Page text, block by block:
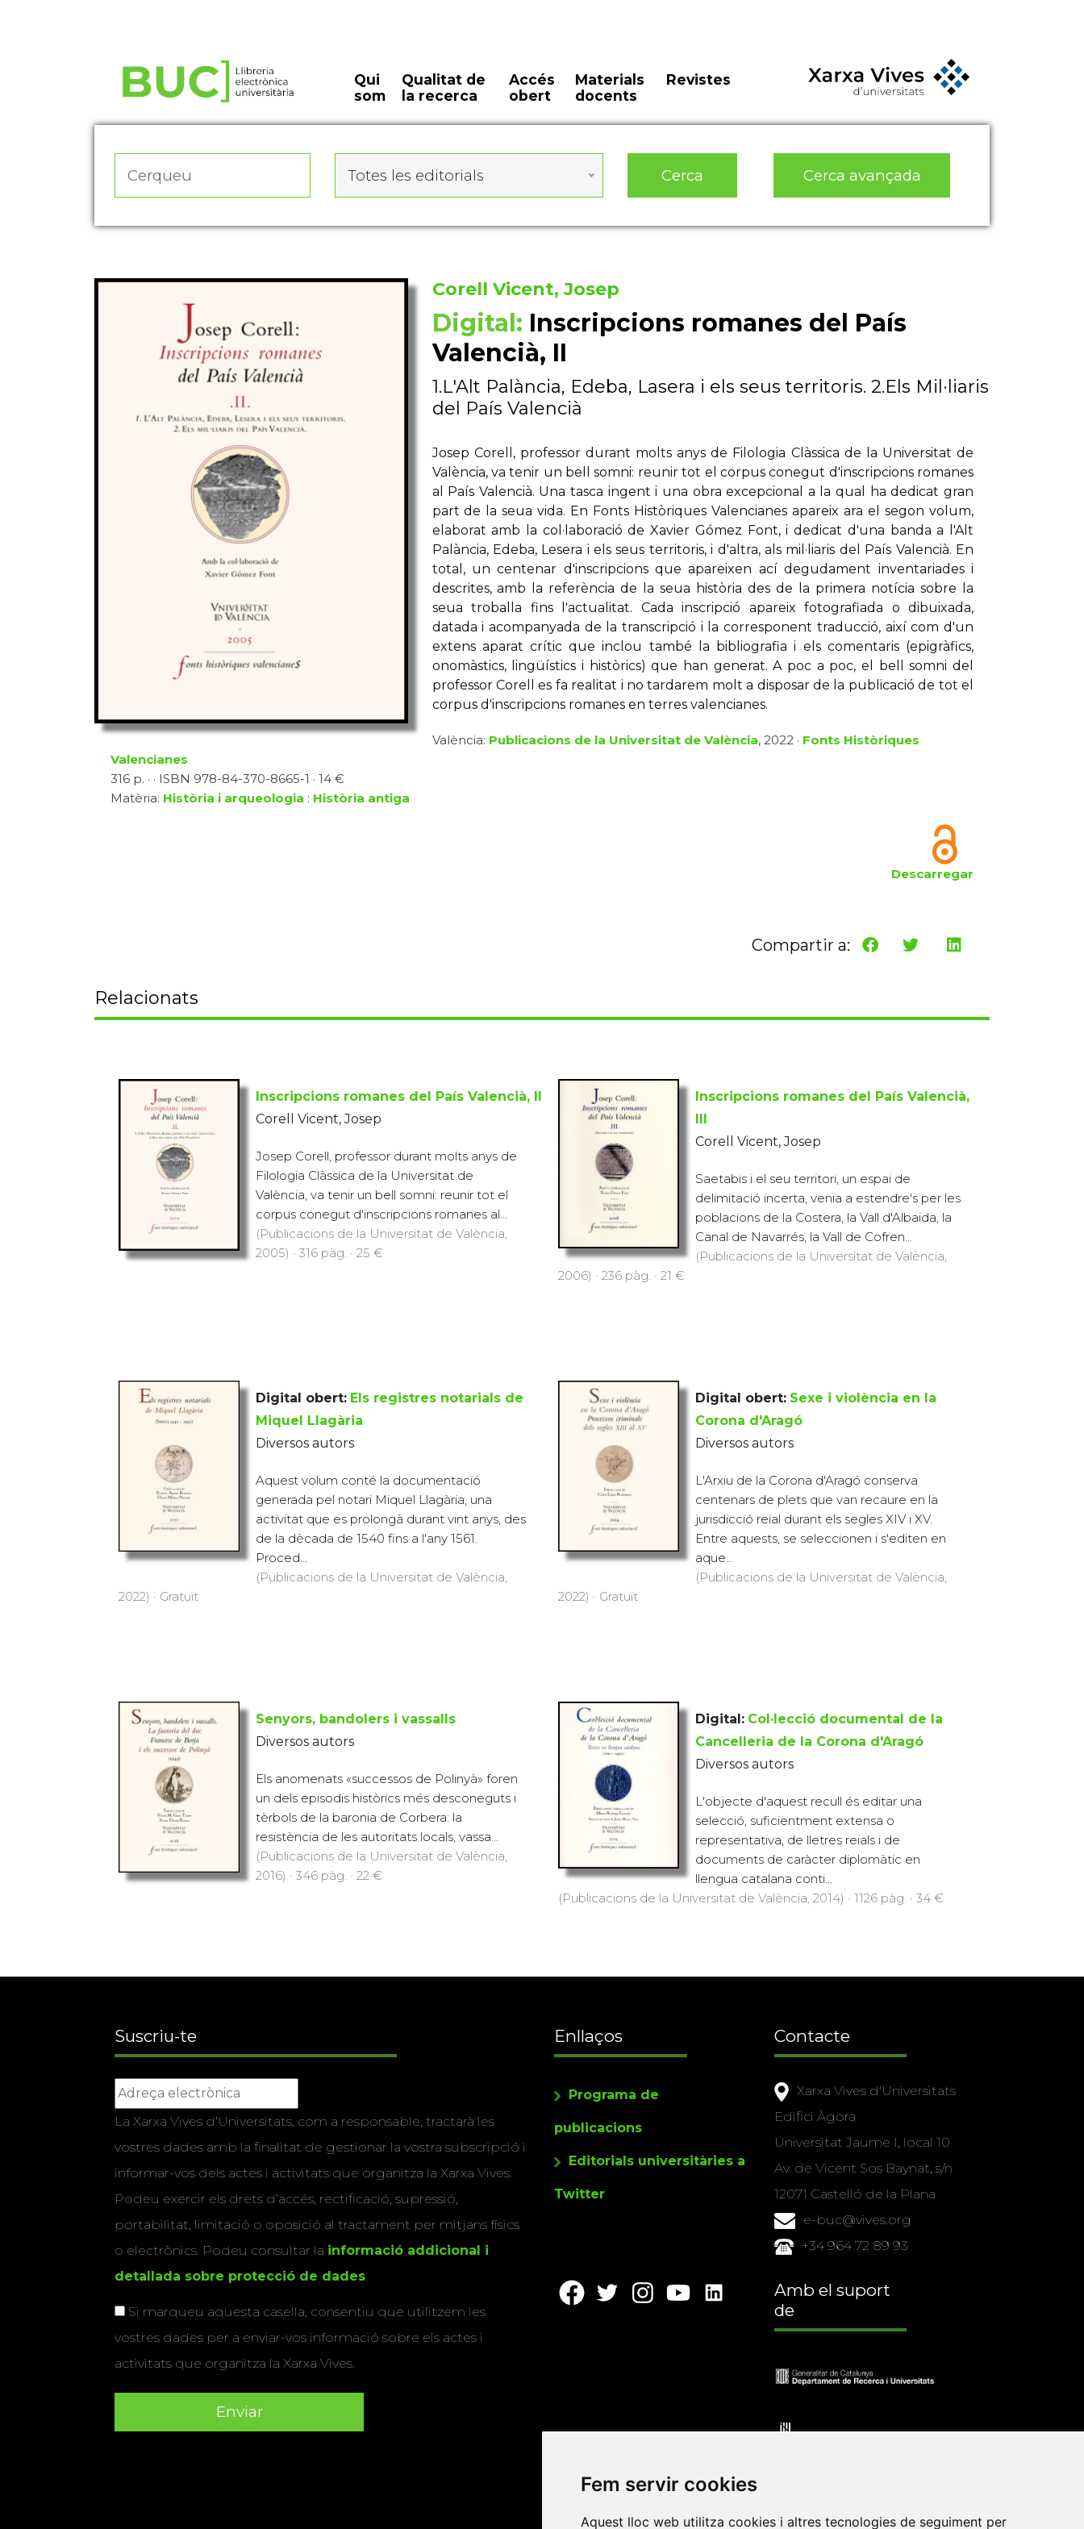
Fem servir cookies
Aquest lloc web utilitza cookies i altres tecnologies de seguiment per
Qui
som
Qualitat de
la recerca
Accés
obert
Materials
docents
Revistes
Totes les editorials Cerca Cerca avançada
Corell Vicent, Josep
Digital: Inscripcions romanes del País
Valencià, II
1.L'Alt Palància, Edeba, Lasera i els seus territoris. 2.Els Mil·liaris
del País Valencià
Josep Corell, professor durant molts anys de Filologia Clàssica de la Universitat de
València, va tenir un bell somni: reunir tot el corpus conegut d'inscripcions romanes
al País Valencià. Una tasca ingent i una obra excepcional a la qual ha dedicat gran
part de la seua vida. En Fonts Històriques Valencianes apareix ara el segon volum,
elaborat amb la col·laboració de Xavier Gómez Font, i dedicat d'una banda a l'Alt
Palància, Edeba, Lesera i els seus territoris, i d'altra, als mil·liaris del País Valencià. En
total, un centenar d'inscripcions que apareixen ací degudament inventariades i
descrites, amb la referència de la seua història des de la primera notícia sobre la
seua troballa fins l'actualitat. Cada inscripció apareix fotografiada o dibuixada,
datada i acompanyada de la transcripció i la corresponent traducció, així com d'un
extens aparat crític que inclou també la bibliografia i els comentaris (epigràfics,
onomàstics, lingüístics i històrics) que han generat. A poc a poc, el bell somni del
professor Corell es fa realitat i no tardarem molt a disposar de la publicació de tot el
corpus d'inscripcions romanes en terres valencianes.
València: Publicacions de la Universitat de València, 2022 · Fonts Històriques
Valencianes
316 p. · · ISBN 978-84-370-8665-1 · 14 €
Matèria: Història i arqueologia : Història antiga
Descarregar
Compartir a:
Relacionats
Inscripcions romanes del País Valencià, II
Corell Vicent, Josep
Josep Corell, professor durant molts anys de
Filologia Clàssica de la Universitat de
València, va tenir un bell somni: reunir tot el
corpus conegut d'inscripcions romanes al...
(Publicacions de la Universitat de València,
2005) · 316 pàg. · 25 €
Inscripcions romanes del País Valencià,
III
Corell Vicent, Josep
Saetabis i el seu territori, un espai de
delimitació incerta, venia a estendre's per les
poblacions de la Costera, la Vall d'Albaida, la
Canal de Navarrés, la Vall de Cofren...
(Publicacions de la Universitat de València,
2006) · 236 pàg. · 21 €
Digital obert: Els registres notarials de
Miquel Llagària
Diversos autors
Aquest volum conté la documentació
generada pel notari Miquel Llagària, una
activitat que es prolongà durant vint anys, des
de la dècada de 1540 fins a l'any 1561.
Proced...
(Publicacions de la Universitat de València,
2022) · Gratuït
Digital obert: Sexe i violència en la
Corona d'Aragó
Diversos autors
L'Arxiu de la Corona d'Aragó conserva
centenars de plets que van recaure en la
jurisdicció reial durant els segles XIV i XV.
Entre aquests, se seleccionen i s'editen en
aque...
(Publicacions de la Universitat de València,
2022) · Gratuït
Senyors, bandolers i vassalls
Diversos autors
Els anomenats «successos de Polinyà» foren
un dels episodis històrics més desconeguts i
tèrbols de la baronia de Corbera: la
resistència de les autoritats locals, vassa...
(Publicacions de la Universitat de València,
2016) · 346 pàg. · 22 €
Digital: Col·lecció documental de la
Cancelleria de la Corona d'Aragó
Diversos autors
L'objecte d'aquest recull és editar una
selecció, suficientment extensa o
representativa, de lletres reials i de
documents de caràcter diplomàtic en
llengua catalana conti...
(Publicacions de la Universitat de València, 2014) · 1126 pàg. · 34 €
Suscriu-te
La Xarxa Vives d’Universitats, com a responsable, tractarà les
vostres dades amb la finalitat de gestionar la vostra subscripció i
informar-vos dels actes i activitats que organitza la Xarxa Vives.
Podeu exercir els drets d’accés, rectificació, supressió,
portabilitat, limitació o oposició al tractament per mitjans físics
o electrònics. Podeu consultar la informació addicional i
detallada sobre protecció de dades.
Si marqueu aquesta casella, consentiu que utilitzem les
vostres dades per a enviar-vos informació sobre els actes i
activitats que organitza la Xarxa Vives.
Enllaços
Programa de
publicacions
Editorials universitàries a
Twitter
Contacte
Xarxa Vives d'Universitats
Edifici Àgora
Universitat Jaume I, local 10
Av. de Vicent Sos Baynat, s/n
12071 Castelló de la Plana
e-buc@vives.org
+34 964 72 89 93
Amb el suport
de